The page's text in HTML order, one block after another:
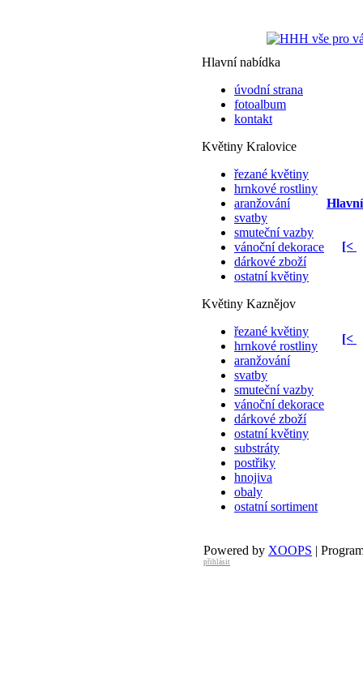
Hlavní nabídka
úvodní strana
fotoalbum
kontakt
Květiny Kralovice
řezané květiny
hrnkové rostliny
aranžování
svatby
smuteční vazby
vánoční dekorace
dárkové zboží
ostatní květiny
Květiny Kaznějov
řezané květiny
hrnkové rostliny
aranžování
svatby
smuteční vazby
vánoční dekorace
dárkové zboží
ostatní květiny
substráty
postřiky
hnojiva
obaly
ostatní sortiment
Hlavní
[<
[<
Powered by XOOPS |
přihlásit